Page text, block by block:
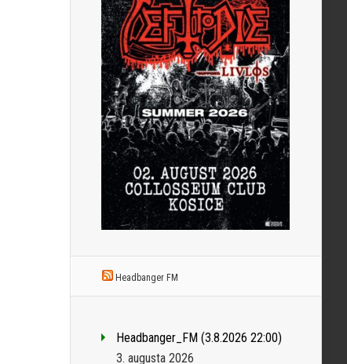
Headbanger FM
Headbanger_FM (3.8.2026 22:00)
3. augusta 2026